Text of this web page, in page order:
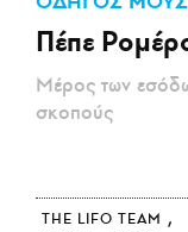
ΑΜΠΑ
PRINT
Πέπε
Μέρος των
σκοπούς
THE LIFO TEAM